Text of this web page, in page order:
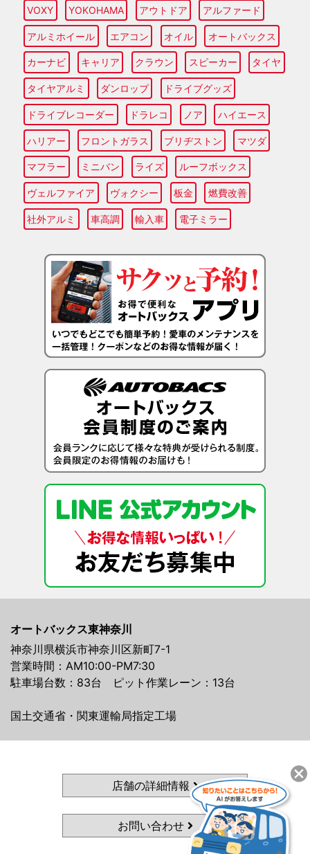
VOXY YOKOHAMA アウトドア アルファード
アルミホイール エアコン オイル オートバックス
カーナビ キャリア クラウン スピーカー タイヤ
タイヤアルミ ダンロップ ドライブグッズ
ドライブレコーダー ドラレコ ノア ハイエース
ハリアー フロントガラス ブリヂストン マツダ
マフラー ミニバン ライズ ルーフボックス
ヴェルファイア ヴォクシー 板金 燃費改善
社外アルミ 車高調 輸入車 電子ミラー
オートバックス東神奈川
神奈川県横浜市神奈川区新町7-1
営業時間：AM10:00-PM7:30
駐車場台数：83台 ピット作業レーン：13台
国土交通省・関東運輸局指定工場
店舗の詳細情報
お問い合わせ